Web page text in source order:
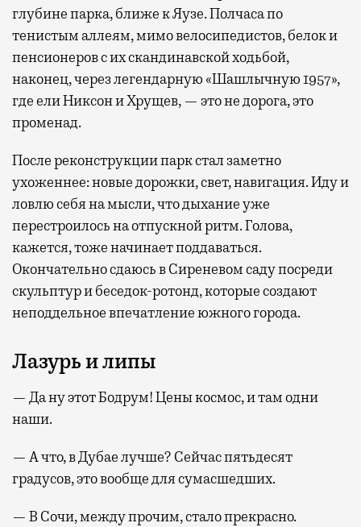
глубине парка, ближе к Яузе. Полчаса по
тенистым аллеям, мимо велосипедистов, белок и
пенсионеров с их скандинавской ходьбой,
наконец, через легендарную «Шашлычную 1957»,
где ели Никсон и Хрущев, — это не дорога, это
променад.
После реконструкции парк стал заметно
ухоженнее: новые дорожки, свет, навигация. Иду и
ловлю себя на мысли, что дыхание уже
перестроилось на отпускной ритм. Голова,
кажется, тоже начинает поддаваться.
Окончательно сдаюсь в Сиреневом саду посреди
скульптур и беседок-ротонд, которые создают
неподдельное впечатление южного города.
Лазурь и липы
— Да ну этот Бодрум! Цены космос, и там одни
наши.
— А что, в Дубае лучше? Сейчас пятьдесят
градусов, это вообще для сумасшедших.
— В Сочи, между прочим, стало прекрасно.